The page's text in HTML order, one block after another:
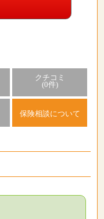
クチコミ
(0件)
保険相談について